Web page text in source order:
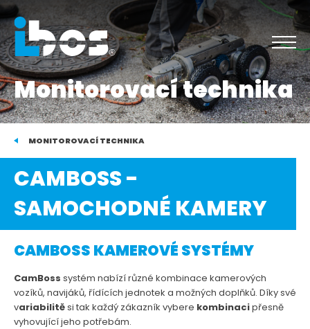
Monitorovací technika
MONITOROVACÍ TECHNIKA
CAMBOSS -
SAMOCHODNÉ KAMERY
CAMBOSS KAMEROVÉ SYSTÉMY
CamBoss systém nabízí různé kombinace kamerových
vozíků, navijáků, řídících jednotek a možných doplňků. Díky své
variabilitěsi tak každý zákazník vybere kombinacipřesně
vyhovující jeho potřebám.